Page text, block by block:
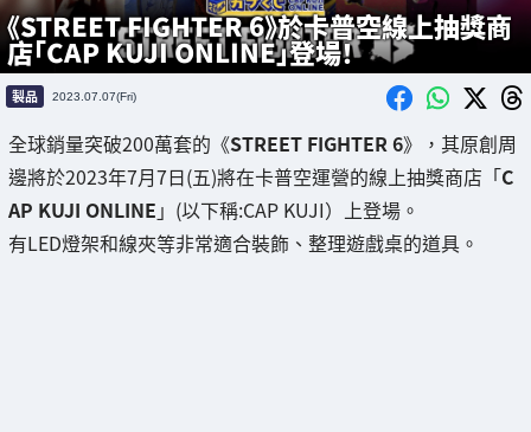
《STREET FIGHTER 6》於卡普空線上抽獎商
店「CAP KUJI ONLINE」登場！
製品 2023.07.07(Fri)
全球銷量突破200萬套的《STREET FIGHTER 6》，其原創周
邊將於2023年7月7日(五)將在卡普空運營的線上抽獎商店「C
AP KUJI ONLINE 」(以下稱:CAP KUJI）上登場。
有LED燈架和線夾等非常適合裝飾、整理遊戲桌的道具。